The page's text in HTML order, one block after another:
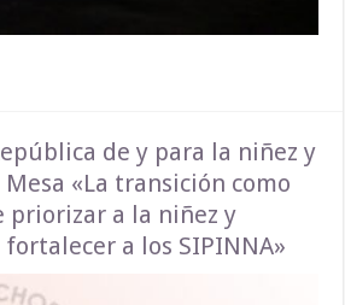
de y para la niñez y
Mesa «La transición como
a la niñez y
a los SIPINNA»